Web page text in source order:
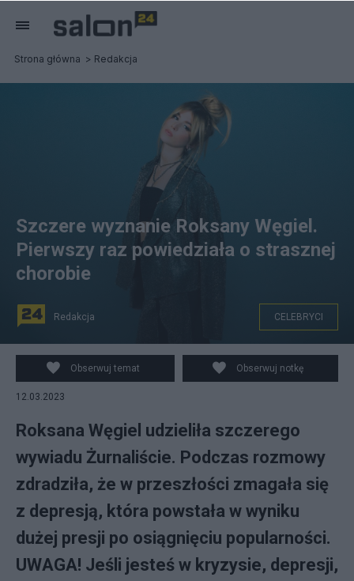
Strona główna Redakcja
Roksana Węgiel zmagała się z depresją. (fot. Instagram)
Szczere wyznanie Roksany Węgiel.
Pierwszy raz powiedziała o strasznej
chorobie
Redakcja CELEBRYCI
Obserwuj temat Obserwuj notkę
12.03.2023
Roksana Węgiel udzieliła szczerego
wywiadu Żurnaliście. Podczas rozmowy
zdradziła, że w przeszłości zmagała się
z depresją, która powstała w wyniku
dużej presji po osiągnięciu popularności.
UWAGA! Jeśli jesteś w kryzysie, depresji,